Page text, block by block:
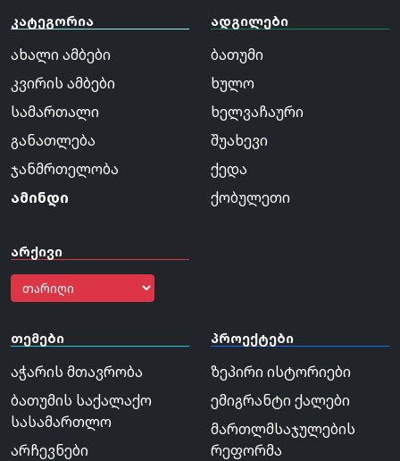
კატეგორია
ახალი ამბები
კვირის ამბები
სამართალი
განათლება
ჯანმრთელობა
ამინდი
არქივი
ადგილები
ბათუმი
ხულო
ხელვაჩაური
შუახევი
ქედა
ქობულეთი
თემები
აჭარის მთავრობა
ბათუმის საქალაქო
სასამართლო
არჩევნები
პროექტები
ზეპირი ისტორიები
ემიგრანტი ქალები
მართლმსაჯულების
რეფორმა